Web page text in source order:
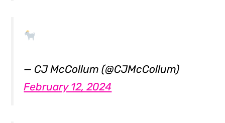
— CJ McCollum (@CJMcCollum)
February 12, 2024